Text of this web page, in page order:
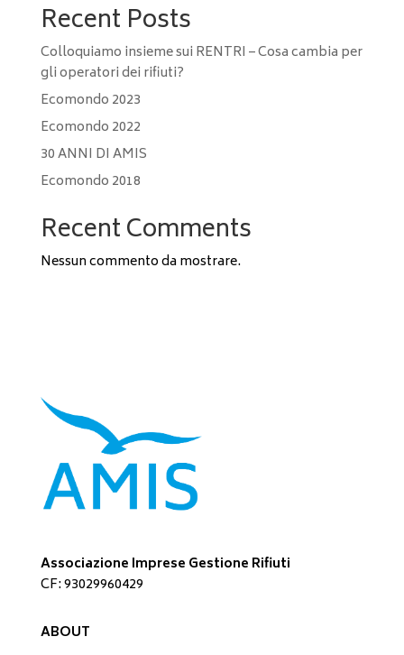
Recent Posts
Colloquiamo insieme sui RENTRI – Cosa cambia per
gli operatori dei rifiuti?
Ecomondo 2023
Ecomondo 2022
30 ANNI DI AMIS
Ecomondo 2018
Recent Comments
Nessun commento da mostrare.
Associazione Imprese Gestione Rifiuti
CF: 93029960429
ABOUT